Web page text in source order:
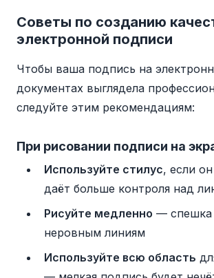
Советы по созданию
электронной подписи
Чтобы ваша подпись на
документах выглядела
следуйте этим рекомендациям:
При рисовании подписи на
Используйте стилус, если
даёт больше контроля над
Рисуйте медленно — спешка
неровным линиям
Используйте всю область